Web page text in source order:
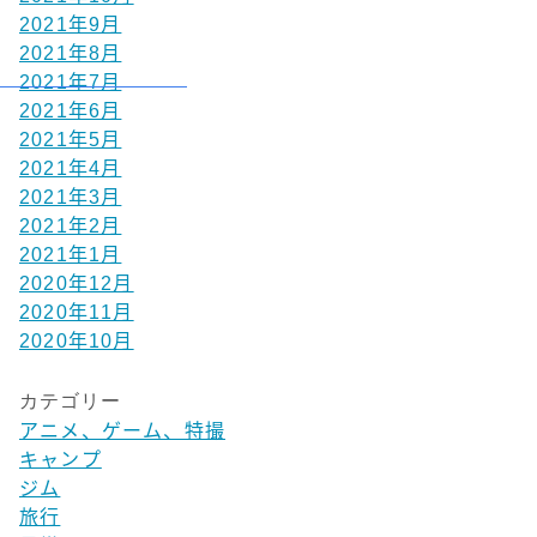
2021年9月
2021年8月
2021年7月
2021年6月
2021年5月
2021年4月
2021年3月
2021年2月
2021年1月
2020年12月
2020年11月
2020年10月
カテゴリー
アニメ、ゲーム、特撮
キャンプ
ジム
旅行